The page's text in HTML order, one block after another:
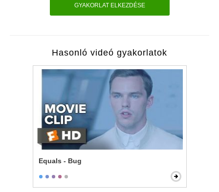
GYAKORLAT ELKEZDÉSE
Hasonló videó gyakorlatok
Equals - Bug